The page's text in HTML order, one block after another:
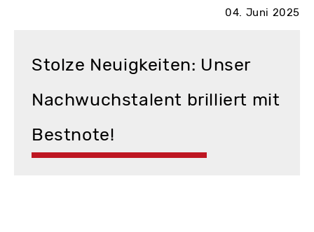
04. Juni 2025
Stolze Neuigkeiten: Unser
Nachwuchstalent brilliert mit
Bestnote!